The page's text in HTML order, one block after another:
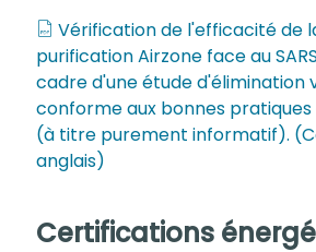
Vérification de l'efficacité de
purification Airzone face au
cadre d'une étude d'élimination
conforme aux bonnes
(à titre purement informatif).
anglais)
Certifications